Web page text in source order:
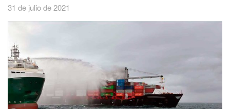
31 de julio de 2021